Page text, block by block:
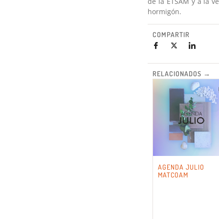
hormigón.
COMPARTIR
RELACIONADOS →
AGENDA JULIO
MATCOAM